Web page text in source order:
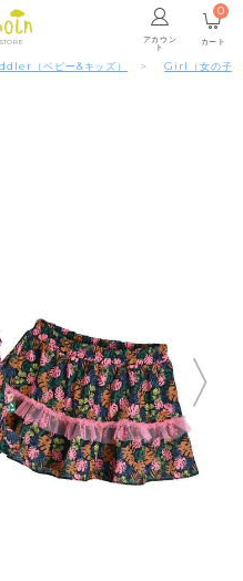
アカウン
ト カート
0
（ベビー&キッズ） Girl （女の子）